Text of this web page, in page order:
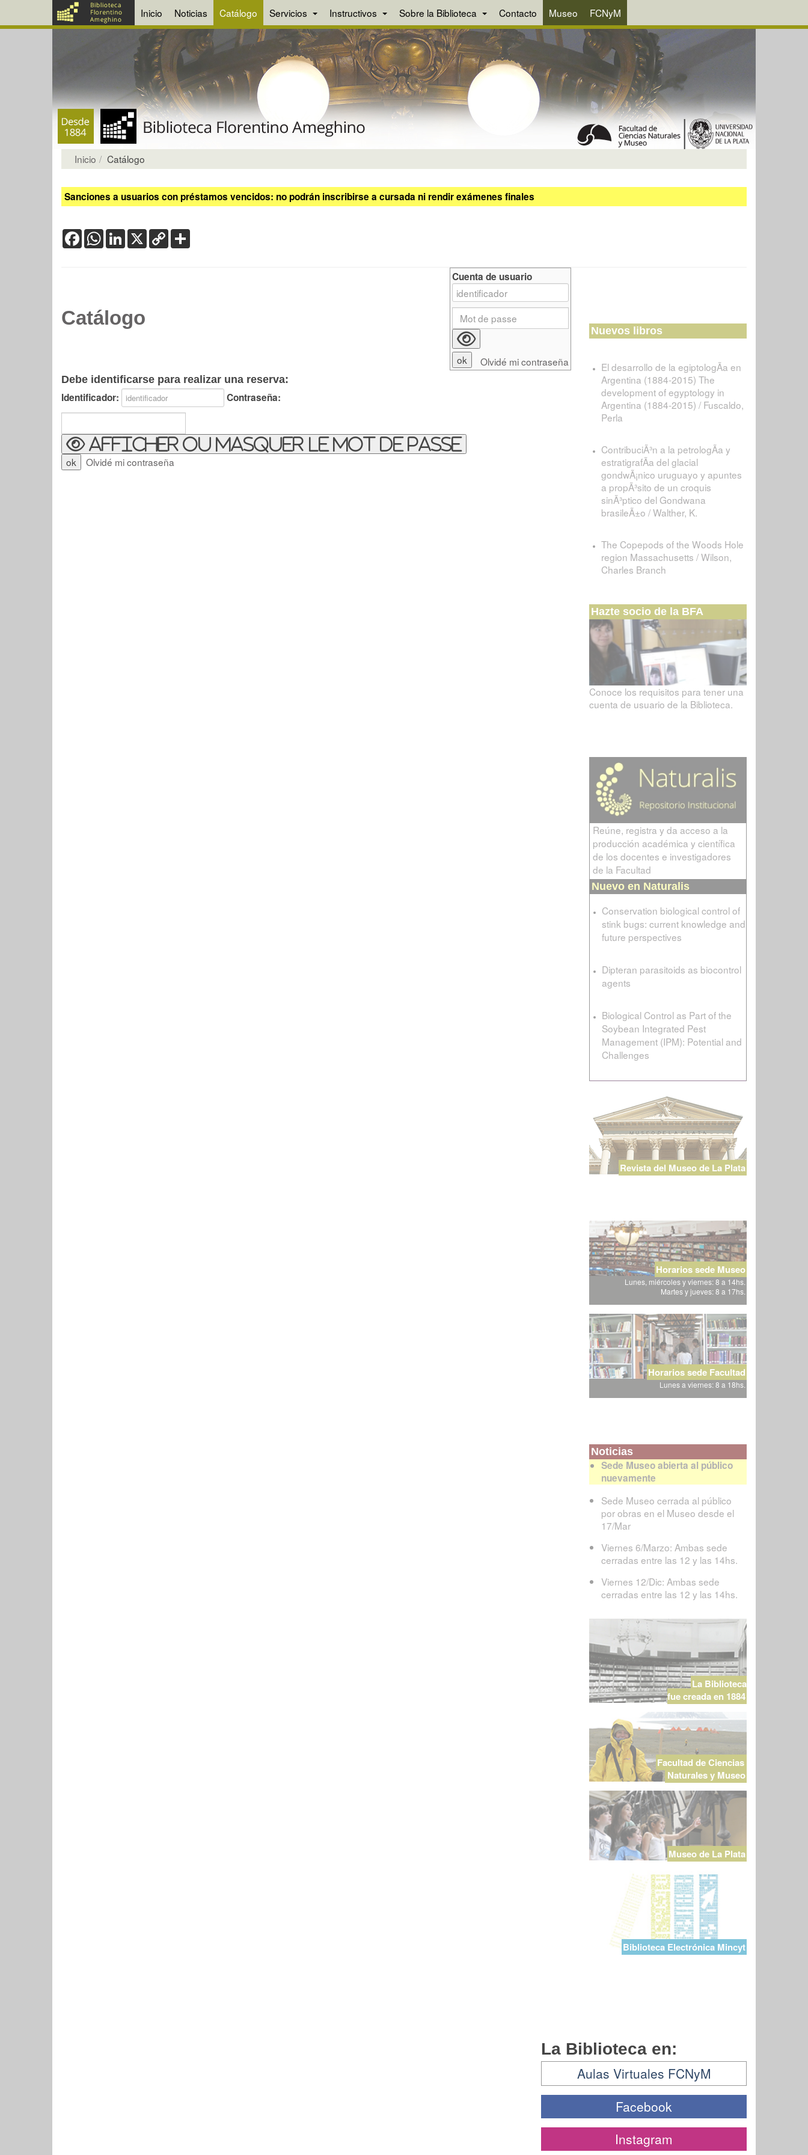
Inicio Noticias Catálogo Servicios Instructivos Sobre la Biblioteca Contacto Museo FCNyM
Inicio Catálogo
Sanciones a usuarios con préstamos vencidos: no podrán inscribirse a cursada ni rendir exámenes finales
FacebookWhatsApp
LinkedIn
X Copy
Link
Catálogo
Debe identificarse para realizar una reserva:
Identificador: Contraseña:
Afficher ou masquer le mot de passe
Olvidé mi contraseña
Cuenta de usuario
Olvidé mi contraseña
Nuevos libros
El desarrollo de la egiptologÃ­a en
Argentina (1884-2015) The
development of egyptology in
Argentina (1884-2015) / Fuscaldo,
Perla
ContribuciÃ³n a la petrologÃ­a y
estratigrafÃ­a del glacial
gondwÃ¡nico uruguayo y apuntes
a propÃ³sito de un croquis
sinÃ³ptico del Gondwana
brasileÃ±o / Walther, K.
The Copepods of the Woods Hole
region Massachusetts / Wilson,
Charles Branch
Hazte socio de la BFA
Conoce los requisitos para tener una
cuenta de usuario de la Biblioteca.
Reúne, registra y da acceso a la
producción académica y científica
de los docentes e investigadores
de la Facultad
Nuevo en Naturalis
Conservation biological control of
stink bugs: current knowledge and
future perspectives
Dipteran parasitoids as biocontrol
agents
Biological Control as Part of the
Soybean Integrated Pest
Management (IPM): Potential and
Challenges
Revista del Museo de La Plata
Horarios sede Museo
Lunes, miércoles y viernes: 8 a 14hs.
Martes y jueves: 8 a 17hs.
Horarios sede Facultad
Lunes a viernes: 8 a 18hs.
Noticias
Sede Museo abierta al público
nuevamente
Sede Museo cerrada al público
por obras en el Museo desde el
17/Mar
Viernes 6/Marzo: Ambas sede
cerradas entre las 12 y las 14hs.
Viernes 12/Dic: Ambas sede
cerradas entre las 12 y las 14hs.
La Biblioteca
fue creada en 1884
Facultad de Ciencias
Naturales y Museo
Museo de La Plata
Biblioteca Electrónica Mincyt
La Biblioteca en:
Aulas Virtuales FCNyM
Facebook
Instagram